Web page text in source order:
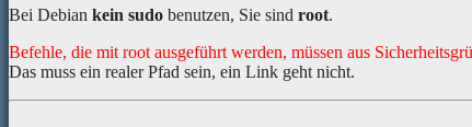
Bei Debian kein sudo benutzen, Sie sind root.
Befehle, die mit root ausgeführt werden, müssen aus
Das muss ein realer Pfad sein, ein Link geht nicht.